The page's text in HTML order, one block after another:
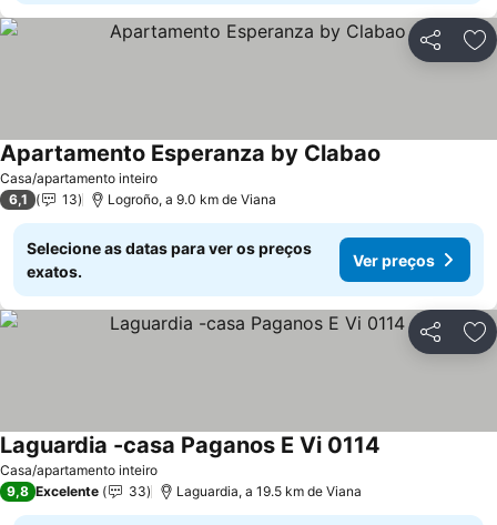
Partilhar
Casa/apartamento inteiro
Apartamento Esperanza by Clabao
6,1 13 Logroño, a 9.0 km de Viana
Selecione as datas para ver os preços
exatos.
Ver preços
Partilhar
Casa/apartamento inteiro
Laguardia -casa Paganos E Vi 0114
9,8 Excelente 33 Laguardia, a 19.5 km de Viana